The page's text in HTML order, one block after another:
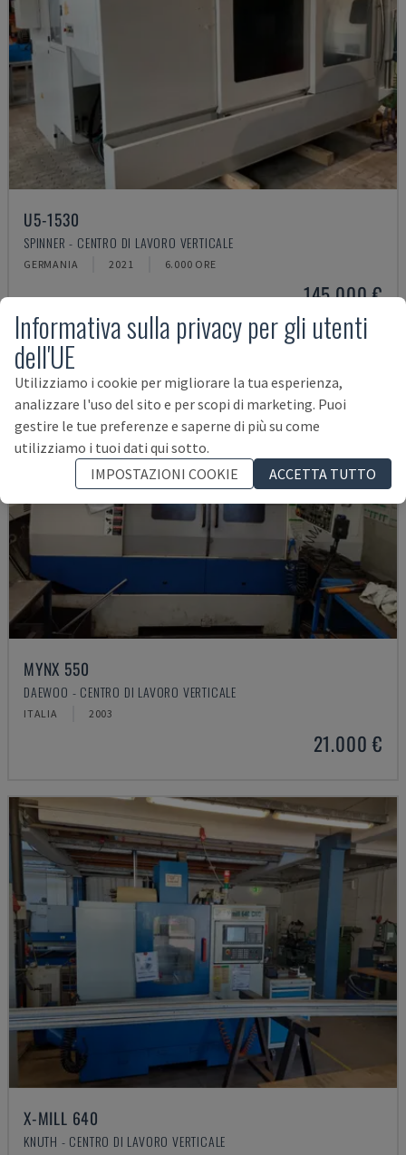
U5-1530
SPINNER - CENTRO DI LAVORO VERTICALE
GERMANIA 2021 6.000 ORE
145.000 €
MYNX 550
DAEWOO - CENTRO DI LAVORO VERTICALE
ITALIA 2003
21.000 €
X-MILL 640
KNUTH - CENTRO DI LAVORO VERTICALE
Informativa sulla privacy per gli utenti
dell'UE
Utilizziamo i cookie per migliorare la tua esperienza,
analizzare l'uso del sito e per scopi di marketing. Puoi
gestire le tue preferenze e saperne di più su come
utilizziamo i tuoi dati qui sotto.
IMPOSTAZIONI COOKIE
ACCETTA TUTTO